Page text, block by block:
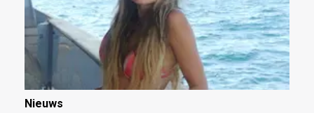
Nieuws